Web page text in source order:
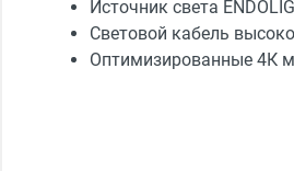
Источник света
Световой кабель
Оптимизированные 4К